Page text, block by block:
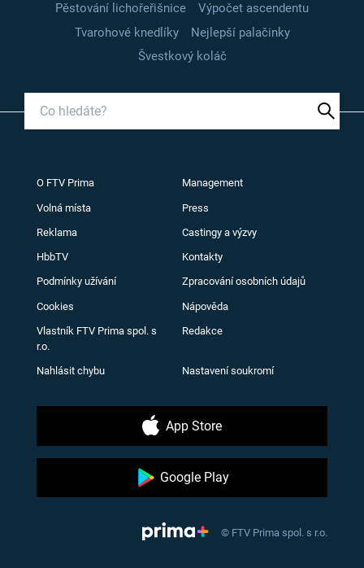
Pěstování lichořeřišnice
Výpočet ascendentu
Tvarohové knedlíky
Nejlepší palačinky
Švestkový koláč
O FTV Prima Management
Volná místa Press
Reklama Castingy a výzvy
HbbTV Kontakty
Podmínky užívání Zpracování osobních údajů
Cookies Nápověda
Vlastník FTV Prima spol. s
r.o.
Redakce
Nahlásit chybu Nastavení soukromí
App Store
Google Play
© FTV Prima spol. s r.o.